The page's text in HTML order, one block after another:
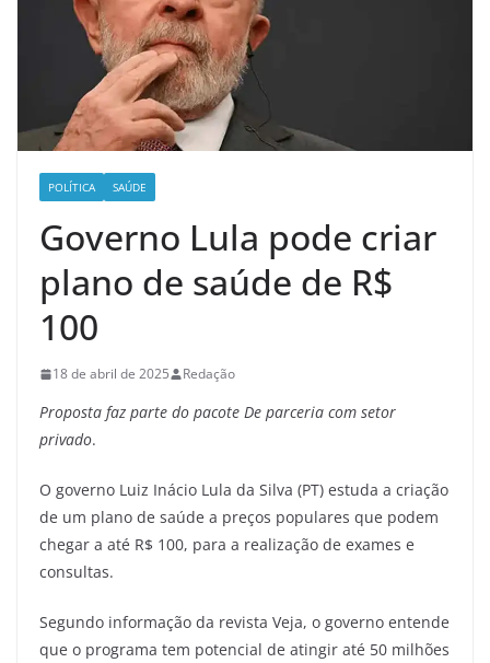
POLÍTICA SAÚDE
Governo Lula pode criar
plano de saúde de R$
100
18 de abril de 2025 Redação
Proposta faz parte do pacote De parceria com setor
privado.
O governo Luiz Inácio Lula da Silva (PT) estuda a criação
de um plano de saúde a preços populares que podem
chegar a até R$ 100, para a realização de exames e
consultas.
Segundo informação da revista Veja, o governo entende
que o programa tem potencial de atingir até 50 milhões